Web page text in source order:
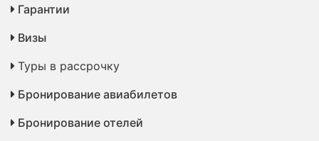
Гарантии
Визы
Туры в рассрочку
Бронирование авиабилетов
Бронирование отелей